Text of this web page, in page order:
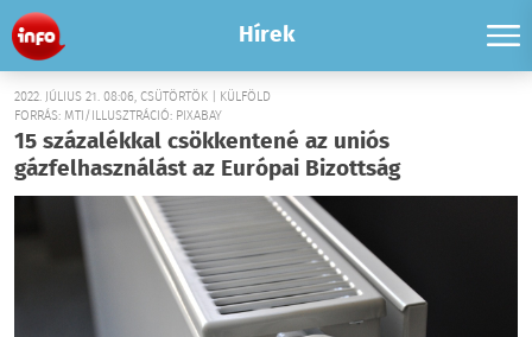
Hírek
2022. JÚLIUS 21. 08:06, CSÜTÖRTÖK | KÜLFÖLD
FORRÁS: MTI/ILLUSZTRÁCIÓ: PIXABAY
15 százalékkal csökkentené az uniós
gázfelhasználást az Európai Bizottság